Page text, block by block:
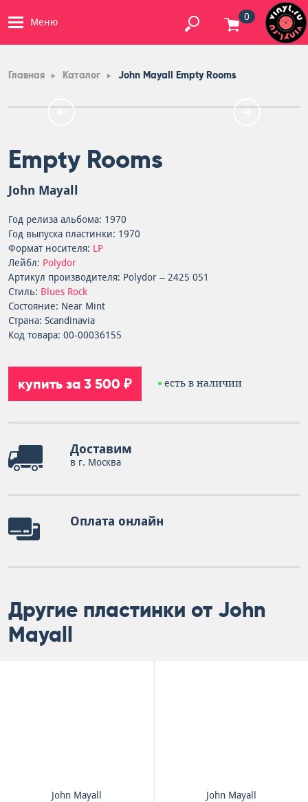
Меню 0
Главная Каталог John Mayall Empty Rooms
Empty Rooms
John Mayall
Год релиза альбома: 1970
Год выпуска пластинки: 1970
Формат носителя: LP
Лейбл: Polydor
Артикул производителя: Polydor – 2425 051
Стиль: Blues Rock
Состояние: Near Mint
Страна: Scandinavia
Код товара: 00-00036155
купить за 3 500 ₽ есть в наличии
Доставим
в г. Москва
Оплата онлайн
Другие пластинки от John
Mayall
John Mayall
John Mayall